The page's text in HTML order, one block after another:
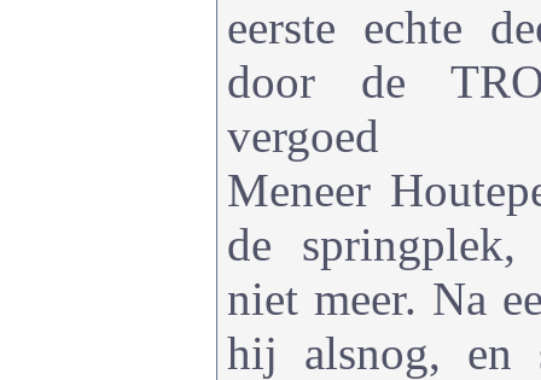
eerste echte
door de
Meneer
de
niet meer. Na
hij alsnog, en